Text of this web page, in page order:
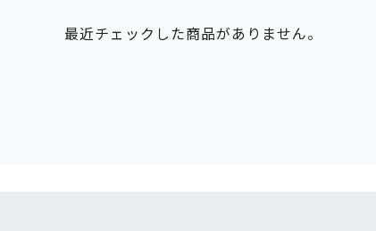
最近チェックした商品がありません。